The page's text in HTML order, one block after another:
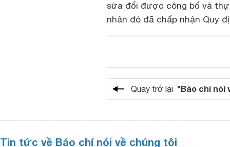
sửa đổi được công bố và
nhân đó đã chấp nhận Quy
Quay trở lại "Báo chí nói
Tin tức về Báo chí nói về chúng tôi